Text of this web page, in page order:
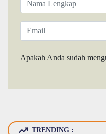
Apakah Anda sudah
TRENDING :